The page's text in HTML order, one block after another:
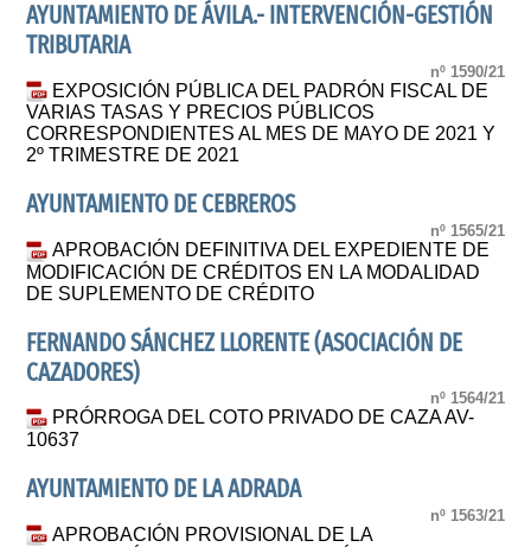
AYUNTAMIENTO DE ÁVILA.- INTERVENCIÓN-GESTIÓN
TRIBUTARIA
nº 1590/21
EXPOSICIÓN PÚBLICA DEL PADRÓN FISCAL DE
VARIAS TASAS Y PRECIOS PÚBLICOS
CORRESPONDIENTES AL MES DE MAYO DE 2021 Y
2º TRIMESTRE DE 2021
AYUNTAMIENTO DE CEBREROS
nº 1565/21
APROBACIÓN DEFINITIVA DEL EXPEDIENTE DE
MODIFICACIÓN DE CRÉDITOS EN LA MODALIDAD
DE SUPLEMENTO DE CRÉDITO
FERNANDO SÁNCHEZ LLORENTE (ASOCIACIÓN DE
CAZADORES)
nº 1564/21
PRÓRROGA DEL COTO PRIVADO DE CAZA AV-
10637
AYUNTAMIENTO DE LA ADRADA
nº 1563/21
APROBACIÓN PROVISIONAL DE LA